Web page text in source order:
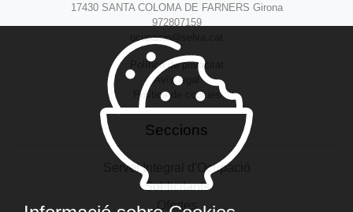
17430 SANTA COLOMA DE FARNERS Girona
972807159
ocupacio@selva.cat
Política de privacitat
Avís legal
Política de cookies
Seccions
Servei Integral d'Ocupació
Sol·licitants
Ofertes